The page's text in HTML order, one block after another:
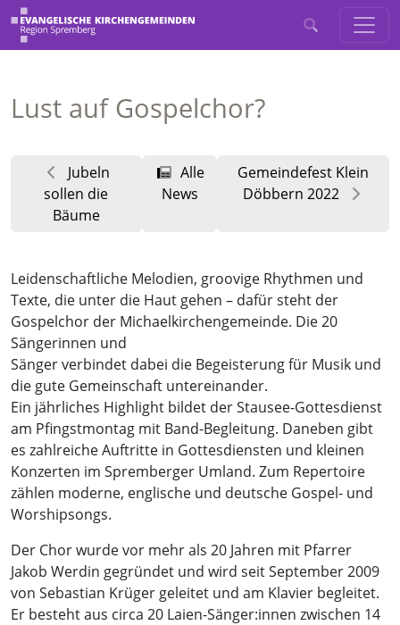
Lust auf Gospelchor?
Jubeln
sollen die
Bäume
Alle
News
Gemeindefest Klein
Döbbern 2022
Leidenschaftliche Melodien, groovige Rhythmen und
Texte, die unter die Haut gehen – dafür steht der
Gospelchor der Michaelkirchengemeinde. Die 20
Sängerinnen und
Sänger verbindet dabei die Begeisterung für Musik und
die gute Gemeinschaft untereinander.
Ein jährliches Highlight bildet der Stausee-Gottesdienst
am Pfingstmontag mit Band-Begleitung. Daneben gibt
es zahlreiche Auftritte in Gottesdiensten und kleinen
Konzerten im Spremberger Umland. Zum Repertoire
zählen moderne, englische und deutsche Gospel- und
Worshipsongs.
Der Chor wurde vor mehr als 20 Jahren mit Pfarrer
Jakob Werdin gegründet und wird seit September 2009
von Sebastian Krüger geleitet und am Klavier begleitet.
Er besteht aus circa 20 Laien-Sänger:innen zwischen 14